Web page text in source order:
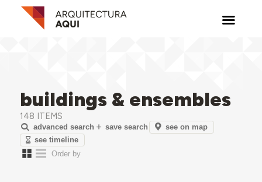
buildings & ensembles
148 ITEMS
advanced search save search
see on map
see timeline